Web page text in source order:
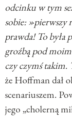
odcinku w tym
sobie: »pierwszy
prawda! To była
groźbą pod
czy czymś takim.
że Hoffman dał
scenariuszem.
jego „cholerną